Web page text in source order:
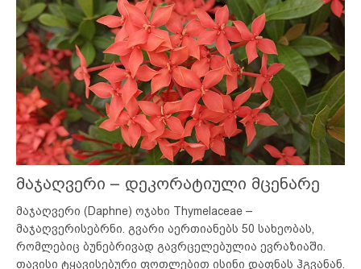
მაჯაღვერი – დეკორატიული მცენარე
მაჯაღვერი (Daphne) ოჯახი Thymelaceae –
მაჯაღვერისებრნი. გვარი აერთიანებს 50 სახეობას,
რომლებიც ბუნებრივად გავრცელებულია ევრაზიაში.
თავისი ტყავისებური ფოთლებით ისინი დაფნას ჰგვანან.